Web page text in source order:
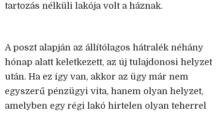
tartozás nélküli lakója volt a háznak.
A poszt alapján az állítólagos hátralék néhány
hónap alatt keletkezett, az új tulajdonosi helyzet
után. Ha ez így van, akkor az ügy már nem
egyszerű pénzügyi vita, hanem olyan helyzet,
amelyben egy régi lakó hirtelen olyan teherrel